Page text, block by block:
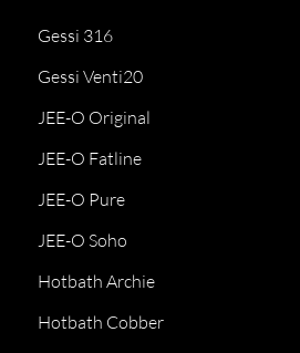
Gessi 316
Gessi Venti20
JEE-O Original
JEE-O Fatline
JEE-O Pure
JEE-O Soho
Hotbath Archie
Hotbath Cobber